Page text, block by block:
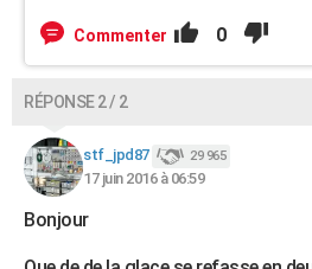
Commenter 0
RÉPONSE 2 / 2
stf_jpd87 29 965
17 juin 2016 à 06:59
Bonjour